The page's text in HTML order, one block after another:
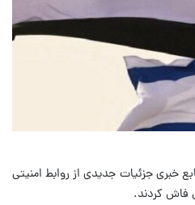
خبری جزئیات جدیدی از روابط امنیتی
فاش کردند.